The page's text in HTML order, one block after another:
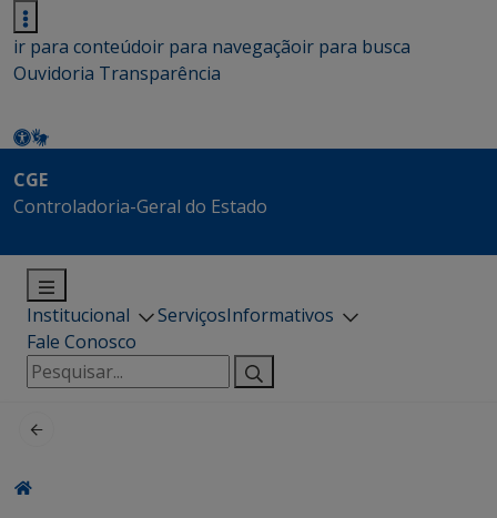
ir para conteúdoir para navegaçãoir para busca
Ouvidoria Transparência
CGE
Controladoria-Geral do Estado
Institucional ServiçosInformativos
Fale Conosco
Pesquisar
por: